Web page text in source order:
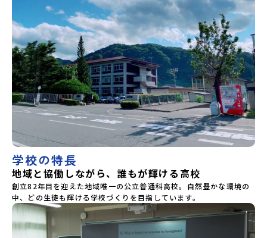
学校の特長
地域と協働しながら、誰もが輝ける高校
創立82年目を迎えた地域唯一の公立普通科高校。自然豊かな環境の
中、どの生徒も輝ける学校づくりを目指しています。